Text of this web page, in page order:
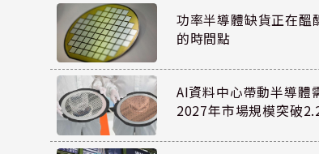
功率半導體缺貨正在醞
的時間點
AI資料中心帶動半導
2027年市場規模突破